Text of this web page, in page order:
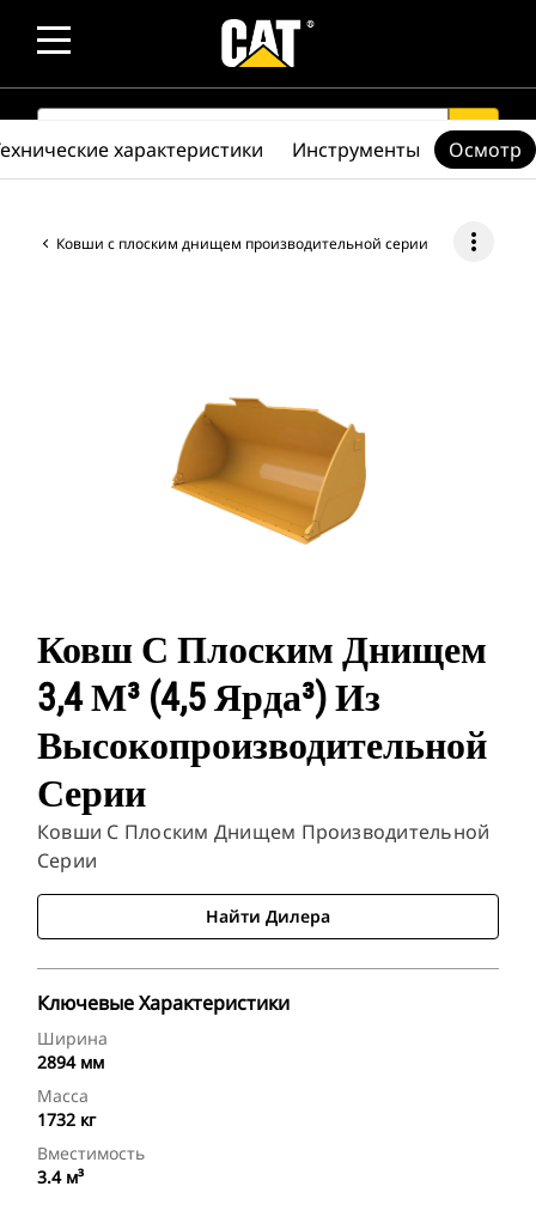
SEARCH search
Ковши с плоским днищем производительной серии more_vert
Ковш С Плоским Днищем
3,4 М³ (4,5 Ярда³) Из
Высокопроизводительной
Серии
Ковши С Плоским Днищем Производительной
Серии
Найти Дилера
Ключевые Характеристики
Ширина
2894 мм
Масса
1732 кг
Вместимость
3.4 м³
характеристики Инструменты Осмотр